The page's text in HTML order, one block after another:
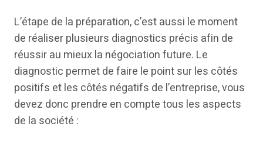
L’étape de la préparation, c’est aussi le moment
de réaliser plusieurs diagnostics précis afin de
réussir au mieux la négociation future. Le
diagnostic permet de faire le point sur les côtés
positifs et les côtés négatifs de l’entreprise, vous
devez donc prendre en compte tous les aspects
de la société :